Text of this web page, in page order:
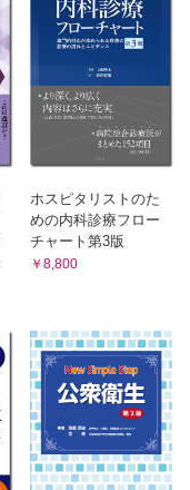
ホスピタリストのた
めの内科診療フロー
チャート第3版
￥8,800